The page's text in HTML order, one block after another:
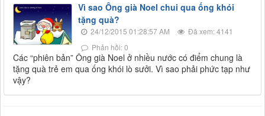
Vì sao Ông già Noel chui qua ống khói
tặng quà?
24/12/2015 01:28:57 AM
Đã xem: 4141
Phản hồi: 0
Các “phiên bản” Ông già Noel ở nhiều nước có điểm chung là
tặng quà trẻ em qua ống khói lò sưởi. Vì sao phải phức tạp như
vậy?